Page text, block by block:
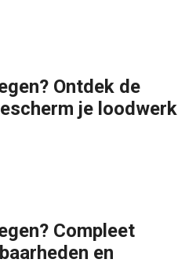
Ontdek de
je loodwerk
Compleet
en